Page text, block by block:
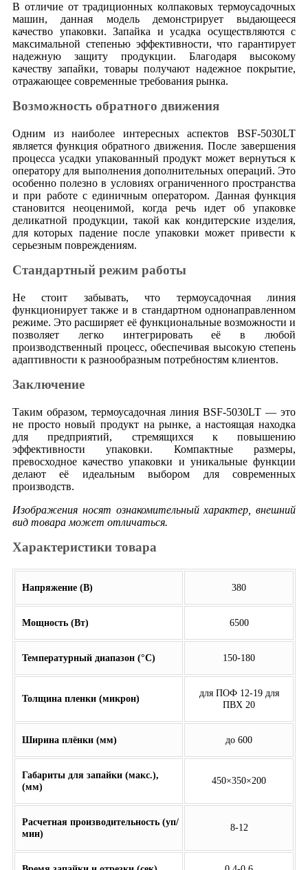
В отличие от традиционных колпаковых термоусадочных
машин, данная модель демонстрирует выдающееся
качество упаковки. Запайка и усадка осуществляются с
максимальной степенью эффективности, что гарантирует
надежную защиту продукции. Благодаря высокому
качеству запайки, товары получают надежное покрытие,
отражающее современные требования рынка.
Возможность обратного движения
Одним из наиболее интересных аспектов BSF-5030LT
является функция обратного движения. После завершения
процесса усадки упакованный продукт может вернуться к
оператору для выполнения дополнительных операций. Это
особенно полезно в условиях ограниченного пространства
и при работе с единичным оператором. Данная функция
становится неоценимой, когда речь идет об упаковке
деликатной продукции, такой как кондитерские изделия,
для которых падение после упаковки может привести к
серьезным повреждениям.
Стандартный режим работы
Не стоит забывать, что термоусадочная линия
функционирует также и в стандартном однонаправленном
режиме. Это расширяет её функциональные возможности и
позволяет легко интегрировать её в любой
производственный процесс, обеспечивая высокую степень
адаптивности к разнообразным потребностям клиентов.
Заключение
Таким образом, термоусадочная линия BSF-5030LT — это
не просто новый продукт на рынке, а настоящая находка
для предприятий, стремящихся к повышению
эффективности упаковки. Компактные размеры,
превосходное качество упаковки и уникальные функции
делают её идеальным выбором для современных
производств.
Изображения носят ознакомительный характер, внешний
вид товара может отличаться.
Характеристики товара
Напряжение (В) 380
Мощность (Вт) 6500
Температурный диапазон (°С) 150-180
Толщина пленки (микрон)
для ПОФ 12-19 для
ПВХ 20
Ширина плёнки (мм) до 600
Габариты для запайки (макс.),
(мм)
450×350×200
Расчетная производительность (уп/
мин)
8-12